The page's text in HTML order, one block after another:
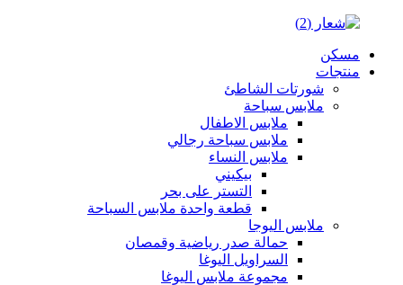
مسكن
منتجات
شورتات الشاطئ
ملابس سباحة
ملابس الاطفال
ملابس سباحة رجالي
ملابس النساء
بيكيني
التستر على بحر
قطعة واحدة ملابس السباحة
ملابس اليوجا
حمالة صدر رياضية وقمصان
السراويل اليوغا
مجموعة ملابس اليوغا